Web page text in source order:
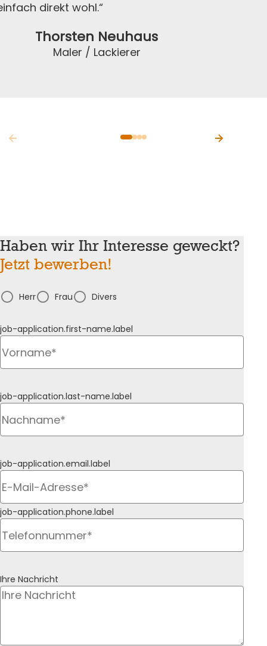
direkt wohl.“
Thorsten Neuhaus
Maler / Lackierer
Haben wir Ihr Interesse geweckt?
Jetzt bewerben!
Herr Frau Divers
job-application.first-name.label
job-application.last-name.label
job-application.email.label
job-application.phone.label
Ihre Nachricht